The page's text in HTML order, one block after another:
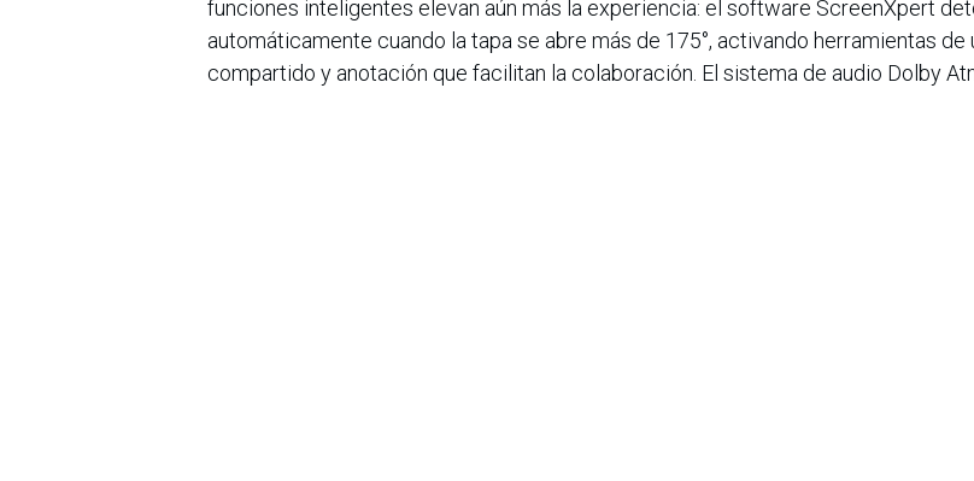
funciones inteligentes elevan aún más la experiencia: el software ScreenXpert
automáticamente cuando la tapa se abre más de 175°, activando herramientas de
compartido y anotación que facilitan la colaboración. El sistema de audio Dolby